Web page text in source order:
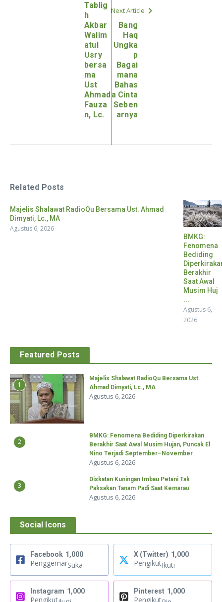
Tablig
h
Akbar
Walim
atul
Usry
bersa
ma
Ust
Ahmad
Fauza
n, Lc.
Next Article
Bang
Haq
Ungka
p
Bagai
mana
Bahas
a Cinta
Seben
arnya
Related Posts
Majelis Shalawat RadioQu Bersama Ust. Ahmad
Dimyati, Lc., MA
Agustus 6, 2026
BMKG:
Fenomena
Bediding
Berakhir
Saat Awal
Musim Huj
...
Agustus 6,
2026
Featured Posts
1
Majelis Shalawat RadioQu Bersama Ust.
Ahmad Dimyati, Lc., MA
Agustus 6, 2026
2
BMKG: Fenomena Bediding Diperkirakan
Berakhir Saat Awal Musim Hujan, Puncak El
Nino Terjadi September–November
Agustus 6, 2026
3
Diskatan Kuningan Imbau Petani Tak
Paksakan Tanam Padi Saat Kemarau
Agustus 6, 2026
Social Icons
Facebook 1,000
PenggemarSuka
X (Twitter) 1,000
PengikutIkuti
Instagram 1,000
Pengikut
Pinterest 1,000
Pengikut